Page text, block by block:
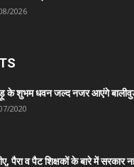
2026
के शुभम धवन जल्द नजर आएंगे
2020
पैरा व पैट शिक्षकों के बारे में सरकार